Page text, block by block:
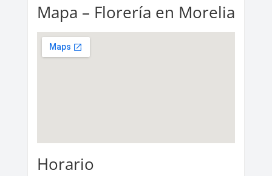
Mapa – Florería en Morelia
Horario